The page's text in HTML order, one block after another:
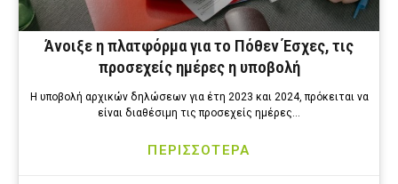
Άνοιξε η πλατφόρμα για το Πόθεν Έσχες, τις
προσεχείς ημέρες η υποβολή
Η υποβολή αρχικών δηλώσεων για έτη 2023 και 2024, πρόκειται να
είναι διαθέσιμη τις προσεχείς ημέρες…
ΠΕΡΙΣΣΟΤΕΡΑ